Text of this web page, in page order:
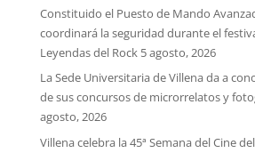
Constituido el Puesto de Mando
coordinará la seguridad durante el
Leyendas del Rock 5 agosto, 2026
La Sede Universitaria de Villena da a
de sus concursos de microrrelatos y
agosto, 2026
Villena celebra la 45ª Semana del Cine